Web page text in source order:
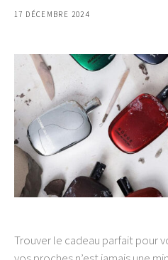
17 DÉCEMBRE 2024
Trouver le cadeau parfait pour